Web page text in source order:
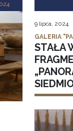
9 lipca, 2024
GALERIA
STAŁA